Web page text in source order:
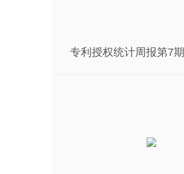
专利授权统计周报第7期